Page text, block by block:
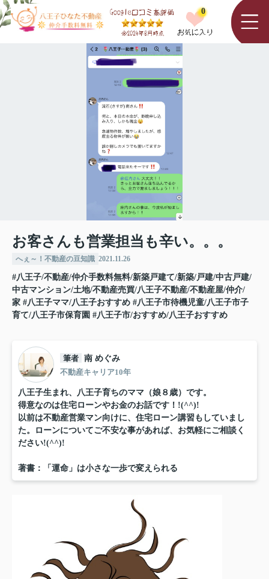
0
お客さんも営業担当も辛い。。。
へぇ～！不動産の豆知識 2021.11.26
#八王子/不動産/仲介手数料無料/新築戸建て/新築/戸建/中古戸建/
中古マンション/土地/不動産売買/八王子不動産/不動産屋/仲介/
家 #八王子ママ/八王子おすすめ #八王子市待機児童/八王子市子
育て/八王子市保育園 #八王子市/おすすめ/八王子おすすめ
筆者 南 めぐみ
不動産キャリア10年
八王子生まれ、八王子育ちのママ（娘８歳）です。
得意なのは住宅ローンやお金のお話です！!(^^)!
以前は不動産営業マン向けに、住宅ローン講習もしていまし
た。ローンについてご不安な事があれば、お気軽にご相談く
ださい!(^^)!
著書：「運命」は小さな一歩で変えられる